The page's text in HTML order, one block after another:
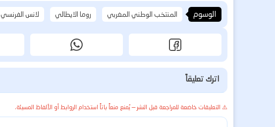
الوسوم المنتخب الوطني المغربي روما الايطالي لانس الفرنسي
اترك تعليقاً
⚠️ التعليقات خاضعة للمراجعة قبل النشر — يُمنع منعاً باتاً استخدام الروابط أو الألفاظ المسيئة.